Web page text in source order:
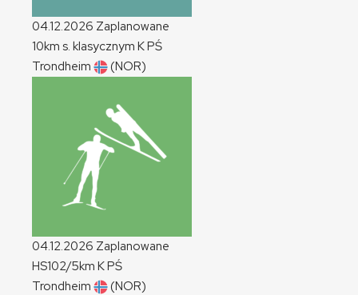
04.12.2026 Zaplanowane
10km s. klasycznym KPŚ
Trondheim
(NOR)
04.12.2026 Zaplanowane
HS102/5km KPŚ
Trondheim
(NOR)